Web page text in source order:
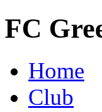
FC
Home
Club